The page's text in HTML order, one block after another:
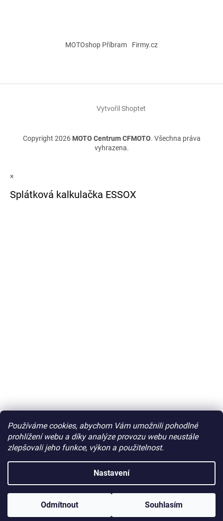
Používáme cookies, abychom Vám umožnili pohodlné
prohlížení webu a díky analýze provozu webu neustále
zlepšovali jeho funkce, výkon a použitelnost.
Nastavení
Odmítnout Souhlasím
MOTOshop Příbram Firmy.cz
Vytvořil Shoptet
Copyright 2026 MOTO Centrum CFMOTO. Všechna práva
vyhrazena.
×
Splátková kalkulačka ESSOX